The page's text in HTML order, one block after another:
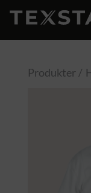
Produkter